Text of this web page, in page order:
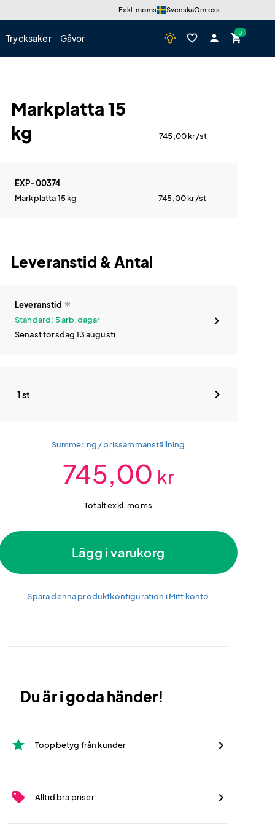
Exkl. moms SvenskaOm oss
Trycksaker Gåvor wb_incandescent favorite_border person shopping_cart
Markplatta 15
kg
745,00kr/st
EXP-00374
Markplatta 15 kg
745,00kr/st
Leveranstid & Antal
Leveranstid
Standard: 5 arb.dagar
Senast torsdag 13 augusti
1 st
Summering / prissammanställning
745,00 kr
Totalt exkl. moms
Lägg i varukorg
Spara denna produktkonfiguration i Mitt konto
Du är i goda händer!
star Toppbetyg från kunder
sell Alltid bra priser